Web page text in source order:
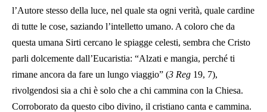
l’Autore stesso della luce, nel quale sta ogni verità, quale cardine
di tutte le cose, saziando l’intelletto umano. A coloro che da
questa umana Sirti cercano le spiagge celesti, sembra che Cristo
parli dolcemente dall’Eucaristia: “Alzati e mangia, perché ti
rimane ancora da fare un lungo viaggio” (3 Reg 19, 7),
rivolgendosi sia a chi è solo che a chi cammina con la Chiesa.
Corroborato da questo cibo divino, il cristiano canta e cammina.